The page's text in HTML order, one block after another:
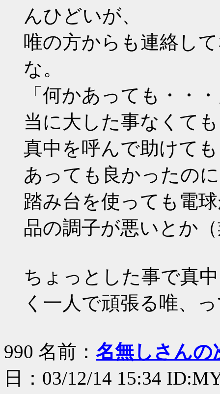
んひどいが、
唯の方からも連絡し
な。
「何かあっても・・
当に大した事なくても
真中を呼んで助けて
あっても良かったの
踏み台を使っても電
品の調子が悪いとか
ちょっとした事で真
く一人で頑張る唯、
990 名前： 名無しさんの
日：03/12/14 15:34